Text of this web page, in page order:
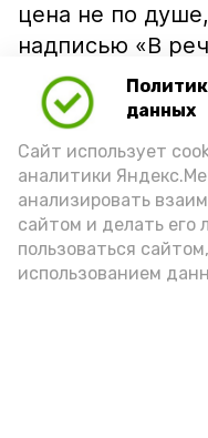
данных
Сайт использует
аналитики
анализировать
сайтом и делать его
пользоваться
использованием
цена не по
надписью «В